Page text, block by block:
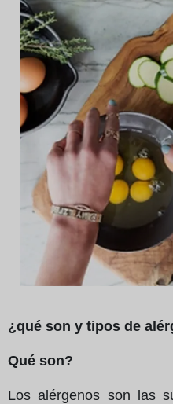
¿qué son y tipos de
Qué son?
Los alérgenos son las